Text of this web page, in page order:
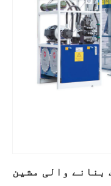
بنانے والی مشین